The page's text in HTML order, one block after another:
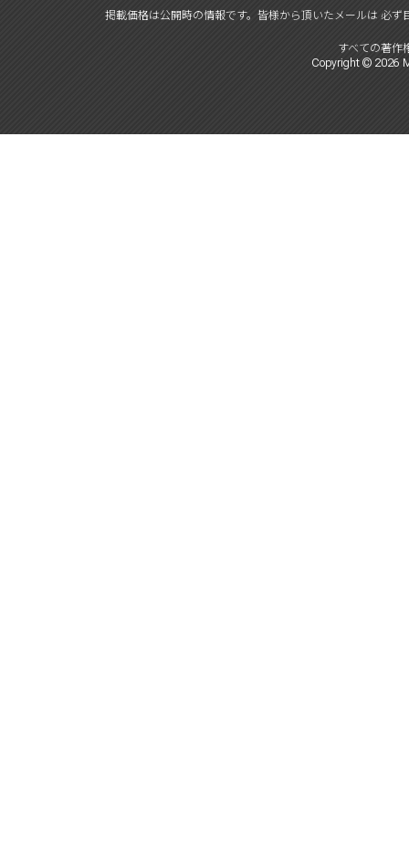
掲載価格は公開時の情報です。皆様から頂いたメールは 必ず
すべての著作
Copyright © 2026